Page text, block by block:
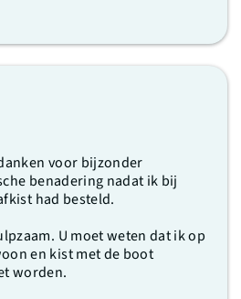
voor bijzonder
benadering nadat ik bij
had besteld.
U moet weten dat ik op
en kist met de boot
worden.